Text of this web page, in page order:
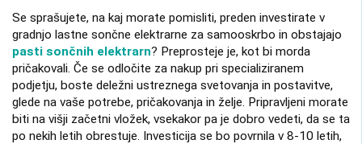
Se sprašujete, na kaj morate pomisliti, preden investirate v
gradnjo lastne sončne elektrarne za samooskrbo in obstajajo
pasti sončnih elektrarn? Preprosteje je, kot bi morda
pričakovali. Če se odločite za nakup pri specializiranem
podjetju, boste deležni ustreznega svetovanja in postavitve,
glede na vaše potrebe, pričakovanja in želje. Pripravljeni morate
biti na višji začetni vložek, vsekakor pa je dobro vedeti, da se ta
po nekih letih obrestuje. Investicija se bo povrnila v 8-10 letih,